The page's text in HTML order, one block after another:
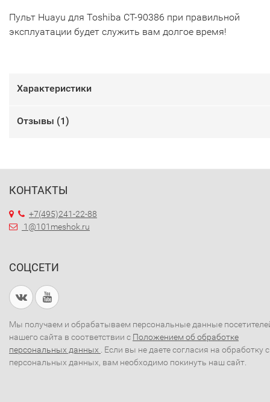
Пульт Huayu для Toshiba CT-90386 при правильной
эксплуатации будет служить вам долгое время!
Характеристики
Отзывы (1)
КОНТАКТЫ
+7(495)241-22-88
1@101meshok.ru
СОЦСЕТИ
Мы получаем и обрабатываем персональные данные
нашего сайта в соответствии с Положением об обработке
персональных данных . Если вы не даете согласия на обработку
персональных данных, вам необходимо покинуть наш сайт.